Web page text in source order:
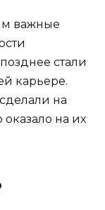
важные
стали
карьере.
на
оказало на их